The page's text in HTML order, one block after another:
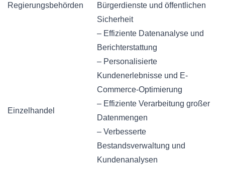
Regierungsbehörden
Bürgerdienste und öffentlichen
Sicherheit
– Effiziente Datenanalyse und
Berichterstattung
Einzelhandel
– Personalisierte
Kundenerlebnisse und E-
Commerce-Optimierung
– Effiziente Verarbeitung großer
Datenmengen
– Verbesserte
Bestandsverwaltung und
Kundenanalysen